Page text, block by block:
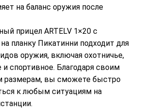
на баланс оружия после
прицел ARTELV 1×20 с
планку Пикатинни подходит для
оружия, включая охотничье,
и спортивное. Благодаря своим
размерам, вы сможете быстро
к любым ситуациям на